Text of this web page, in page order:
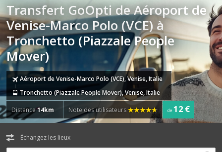
Transfert GoOpti de Aéroport de
Venise-Marco Polo (VCE) à
Tronchetto (Piazzale People
Mover)
Aéroport de Venise-Marco Polo (VCE), Venise, Italie
Tronchetto (Piazzale People Mover), Venise, Italie
Distance14km Note des utilisateurs de 12 €
Échangez les lieux